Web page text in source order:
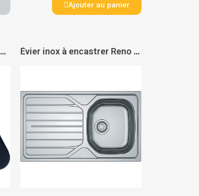
Ajouter au panier
Pièce de renfort BRF pour évier inox - PAS DE MARQUE Évier inox à encastrer Reno 1 cuve + 1 égouttoir - FRANKE